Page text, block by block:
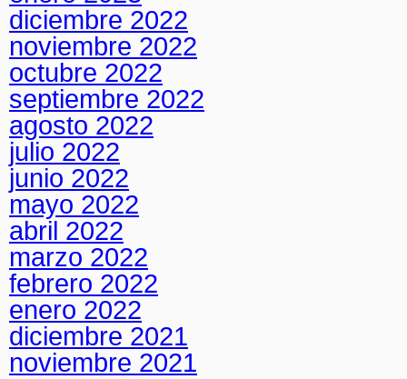
diciembre 2022
noviembre 2022
octubre 2022
septiembre 2022
agosto 2022
julio 2022
junio 2022
mayo 2022
abril 2022
marzo 2022
febrero 2022
enero 2022
diciembre 2021
noviembre 2021